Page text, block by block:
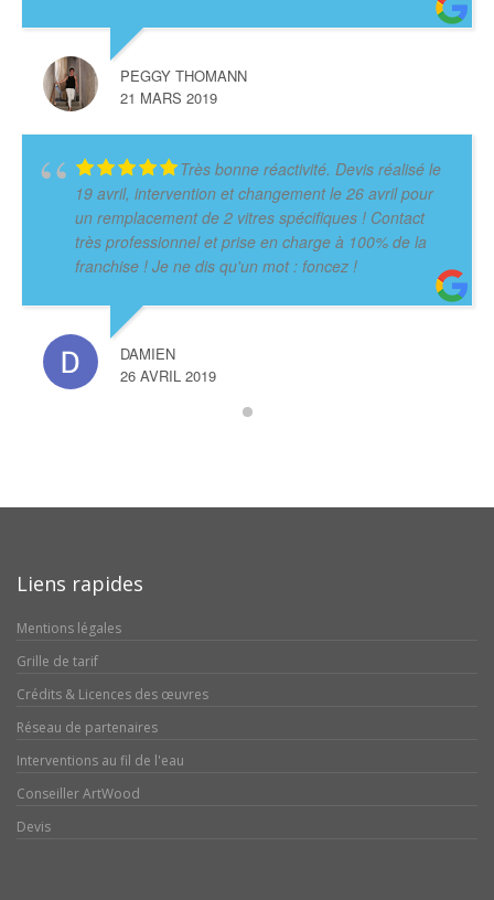
PEGGY THOMANN
21 MARS 2019
Très bonne réactivité. Devis réalisé le
19 avril, intervention et changement le 26 avril pour
un remplacement de 2 vitres spécifiques ! Contact
très professionnel et prise en charge à 100% de la
franchise ! Je ne dis qu'un mot : foncez !
DAMIEN
26 AVRIL 2019
Liens rapides
Mentions légales
Grille de tarif
Crédits & Licences des œuvres
Réseau de partenaires
Interventions au fil de l'eau
Conseiller ArtWood
Devis